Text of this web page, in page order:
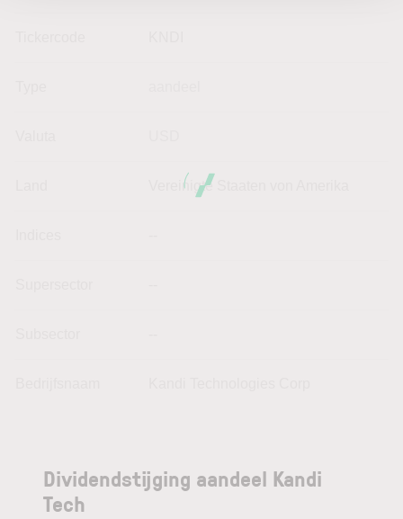
Vereinigte Staaten von Amerika
Dividendstijging aandeel Kandi
Tech